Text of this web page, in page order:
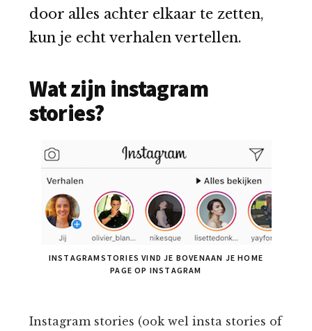
door alles achter elkaar te zetten,
kun je echt verhalen vertellen.
Wat zijn instagram
stories?
INSTAGRAMSTORIES VIND JE BOVENAAN JE HOME
PAGE OP INSTAGRAM
Instagram stories (ook wel insta stories of